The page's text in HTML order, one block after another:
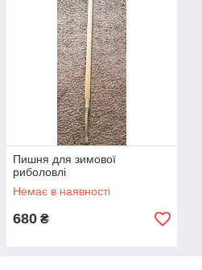
Пишня для зимової
риболовлі
Немає в наявності
680 ₴